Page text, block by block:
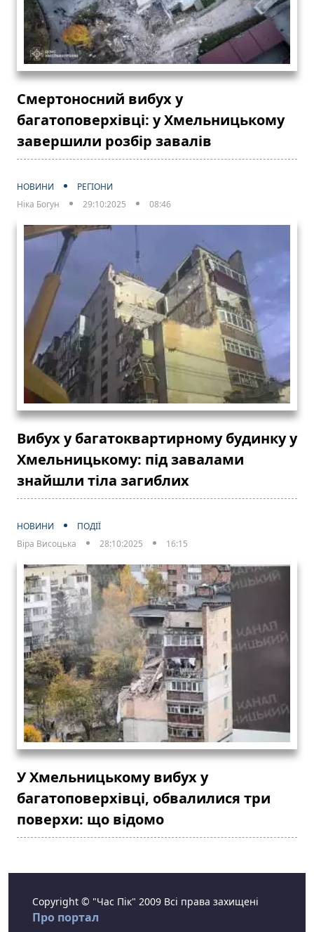
Смертоносний вибух у
багатоповерхівці: у Хмельницькому
завершили розбір завалів
НОВИНИ
РЕГІОНИ
Ніка Богун
29:10:2025 08:46
Вибух у багатоквартирному будинку у
Хмельницькому: під завалами
знайшли тіла загиблих
НОВИНИ
ПОДІЇ
Віра Висоцька
28:10:2025 16:15
У Хмельницькому вибух у
багатоповерхівці, обвалилися три
поверхи: що відомо
Copyright © "Час Пік" 2009 Всі права захищені
Про портал